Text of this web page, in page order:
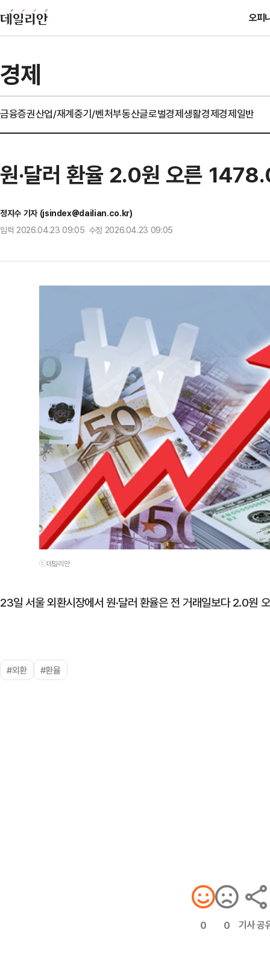
오피
경제
금융증권산업/재계중기/벤처부동산글로벌경제생활경제경제일반
원·달러 환율 2.0원 오른
정지수 기자 (jsindex@dailian.co.kr)
입력 2026.04.23 09:05 수정 2026.04.23 09:05
ⓒ데일리안
23일 서울 외환시장에서 원·달러 환율은 전 거래일보다 2.0원
#외환 #환율
0 0 기사 공